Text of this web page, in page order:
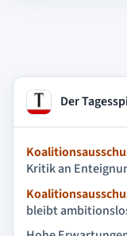
Der
Kritik an
bleibt